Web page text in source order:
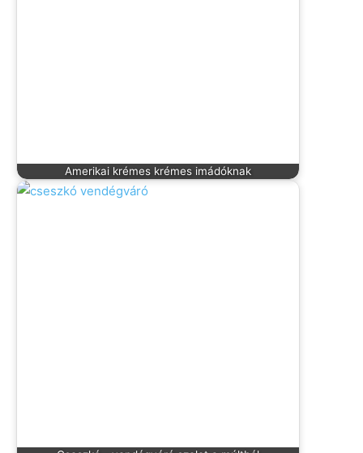
Amerikai krémes krémes imádóknak